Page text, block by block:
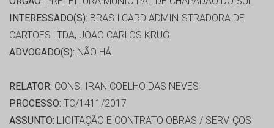
INTERESSADO(S): BRASILCARD ADMINISTRADORA DE
CARTOES LTDA, JOAO CARLOS KRUG
ADVOGADO(S): NÃO HÁ
RELATOR: CONS. IRAN COELHO DAS NEVES
PROCESSO: TC/1411/2017
ASSUNTO: LICITAÇÃO E CONTRATO OBRAS / SERVIÇOS